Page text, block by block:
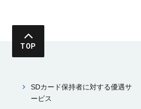
TOP
SDカード保持者に対する優遇サ
ービス